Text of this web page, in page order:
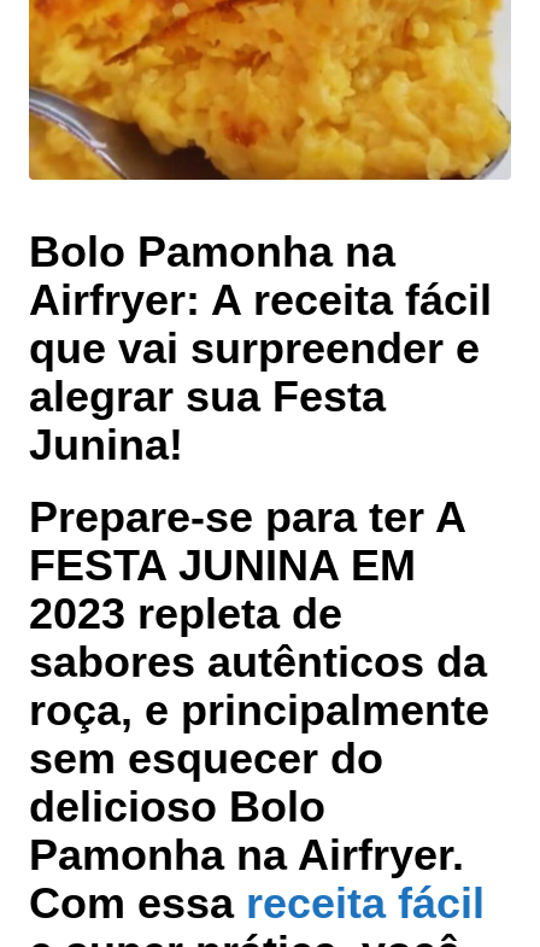
Bolo Pamonha na
Airfryer: A receita fácil
que vai surpreender e
alegrar sua Festa
Junina!
Prepare-se para ter A
FESTA JUNINA EM
2023 repleta de
sabores autênticos da
roça, e principalmente
sem esquecer do
delicioso Bolo
Pamonha na Airfryer.
Com essa receita fácil